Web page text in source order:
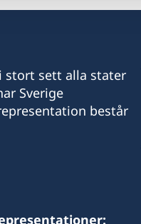
stort sett alla stater
Sverige
består